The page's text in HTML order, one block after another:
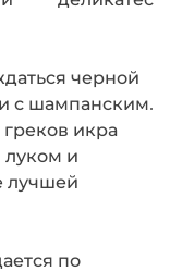
черной
с шампанским.
икра
луком и
лучшей
по